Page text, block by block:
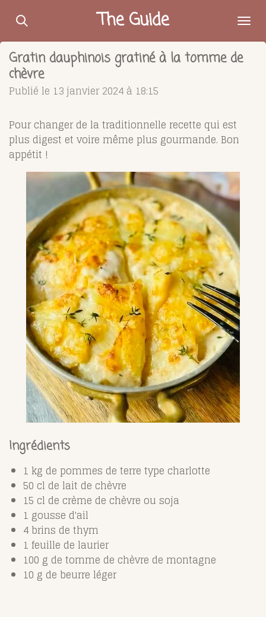
Passer
contenu
principal
The Guide
Gratin dauphinois gratiné à la tomme de
chèvre
Publié le 13 janvier 2024 à 18:15
Pour changer de la traditionnelle recette qui est
plus digest et voire même plus gourmande. Bon
appétit !
Ingrédients
1 kg de pommes de terre type charlotte
50 cl de lait de chèvre
15 cl de crème de chèvre ou soja
1 gousse d'ail
4 brins de thym
1 feuille de laurier
100 g de tomme de chèvre de montagne
10 g de beurre léger